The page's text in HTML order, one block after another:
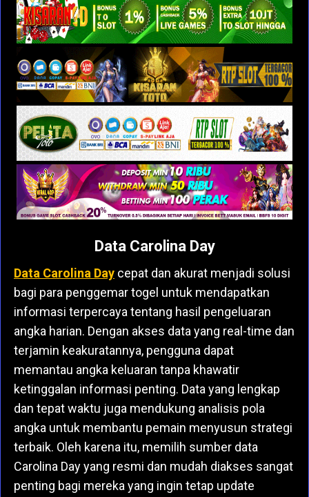
Data Carolina Day
Data Carolina Day cepat dan akurat menjadi solusi
bagi para penggemar togel untuk mendapatkan
informasi terpercaya tentang hasil pengeluaran
angka harian. Dengan akses data yang real-time dan
terjamin keakuratannya, pengguna dapat
memantau angka keluaran tanpa khawatir
ketinggalan informasi penting. Data yang lengkap
dan tepat waktu juga mendukung analisis pola
angka untuk membantu pemain menyusun strategi
terbaik. Oleh karena itu, memilih sumber data
Carolina Day yang resmi dan mudah diakses sangat
penting bagi mereka yang ingin tetap update